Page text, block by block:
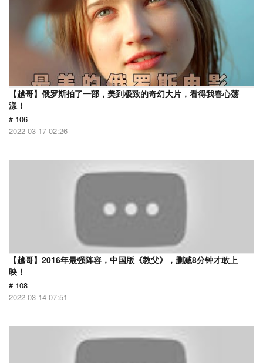
【越哥】俄罗斯拍了一部，美到极致的奇幻大片，看得我春心荡
漾！
# 106
2022-03-17 02:26
【越哥】2016年最强阵容，中国版《教父》，删减8分钟才敢上
映！
# 108
2022-03-14 07:51